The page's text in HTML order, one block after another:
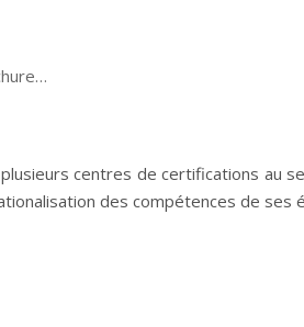
centres de certifications au
des compétences de ses